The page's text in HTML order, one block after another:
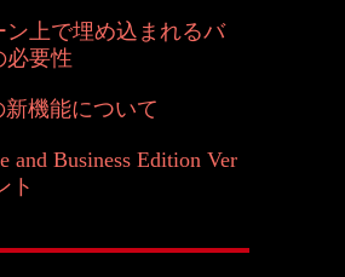
上で埋め込まれるバ
必要性
新機能について
and Business Edition Ver
ト